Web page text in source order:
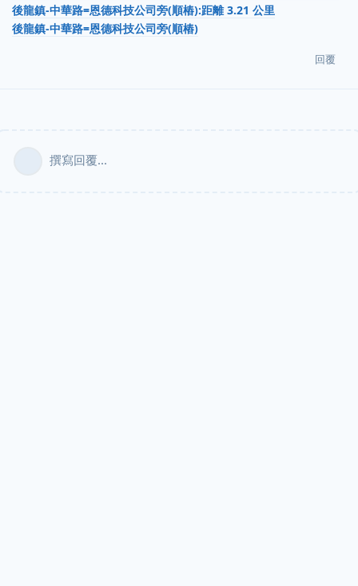
後龍鎮-中華路=恩德科技公司旁(順樁):距離 3.21 公里
後龍鎮-中華路=恩德科技公司旁(順樁)
回覆
撰寫回覆...